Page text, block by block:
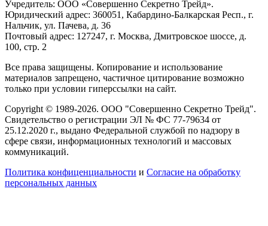
Учредитель: ООО «Совершенно Секретно Трейд».
Юридический адрес: 360051, Кабардино-Балкарская Респ., г.
Нальчик, ул. Пачева, д. 36
Почтовый адрес: 127247, г. Москва, Дмитровское шоссе, д.
100, стр. 2
Все права защищены. Копирование и использование
материалов запрещено, частичное цитирование возможно
только при условии гиперссылки на сайт.
Copyright © 1989-2026. ООО "Совершенно Секретно Трейд".
Свидетельство о регистрации ЭЛ № ФС 77-79634 от
25.12.2020 г., выдано Федеральной службой по надзору в
сфере связи, информационных технологий и массовых
коммуникаций.
Политика конфиценциальности и Согласие на обработку
персональных данных